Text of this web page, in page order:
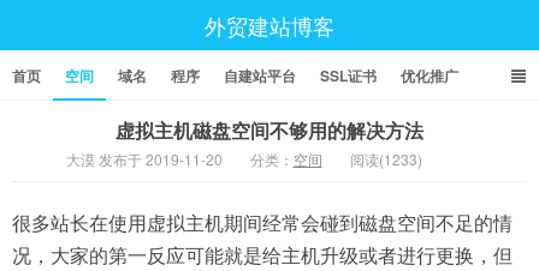
外贸建站博客
首页 空间 域名 程序 自建站平台 SSL证书 优化推广
虚拟主机磁盘空间不够用的解决方法
大漠 发布于 2019-11-20 分类： 空间 阅读(1233)
很多站长在使用虚拟主机期间经常会碰到磁盘空间不足的情
况，大家的第一反应可能就是给主机升级或者进行更换，但